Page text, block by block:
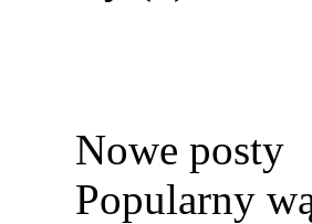
Nowe posty
Popularny